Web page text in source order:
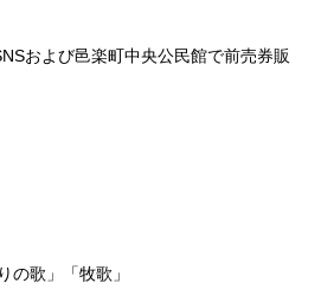
および邑楽町中央公民館で前売券販
の歌」「牧歌」